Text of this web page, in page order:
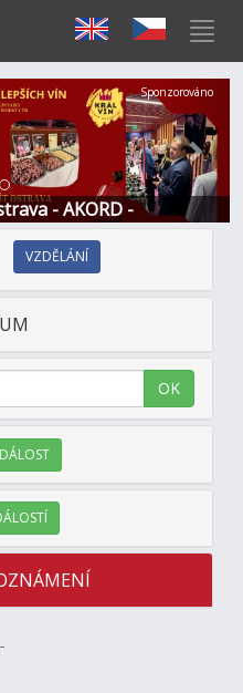
- AKORD -
Další
Sponzorováno
VZDĚLÁNÍ
OK